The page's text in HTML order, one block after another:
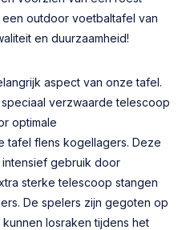
outdoor voetbaltafel van
en duurzaamheid!
aspect van onze tafel.
verzwaarde telescoop
optimale
tafel flens kogellagers. Deze
gebruik door
sterke telescoop stangen
De spelers zijn gegoten op
losraken tijdens het